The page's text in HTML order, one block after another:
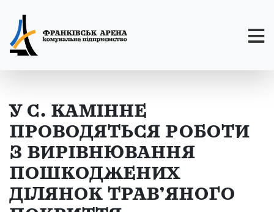
У С. КАМІННЕ
ПРОВОДЯТЬСЯ РОБОТИ
З ВИРІВНЮВАННЯ
ПОШКОДЖЕНИХ
ДІЛЯНОК ТРАВ’ЯНОГО